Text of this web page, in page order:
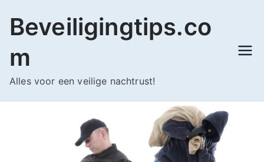
naar
inhoud
Beveiligingtips.co
m
Alles voor een veilige nachtrust!